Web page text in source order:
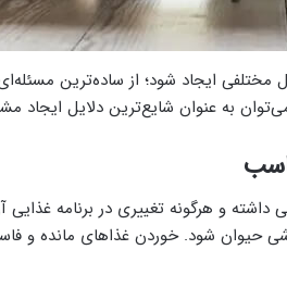
مختلفی ایجاد شود؛ از ساده‌ترین
به عنوان شایع‌ترین دلایل ایجاد
و هرگونه تغییری در برنامه
حیوان شود. خوردن غذاهای مانده و